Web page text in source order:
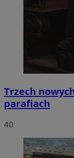
Trzech
parafiach
40